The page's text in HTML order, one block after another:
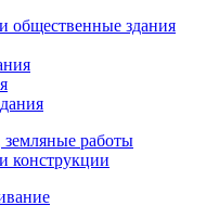
общественные здания
работы
конструкции